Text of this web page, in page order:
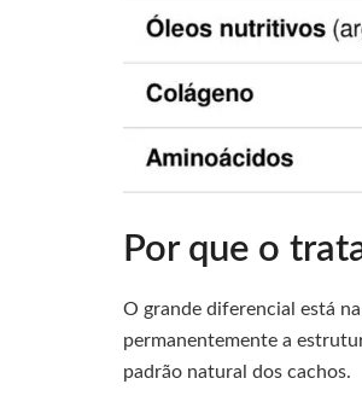
Por que o
O grande diferencial está
permanentemente a
padrão natural dos cachos.